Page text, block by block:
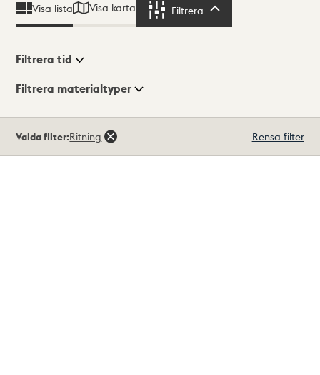
Visa lista Visa karta Filtrera
Visningsläge
Filtrera tid
Filtrera materialtyper
träffar
Valda filter:Ritning Rensa filter